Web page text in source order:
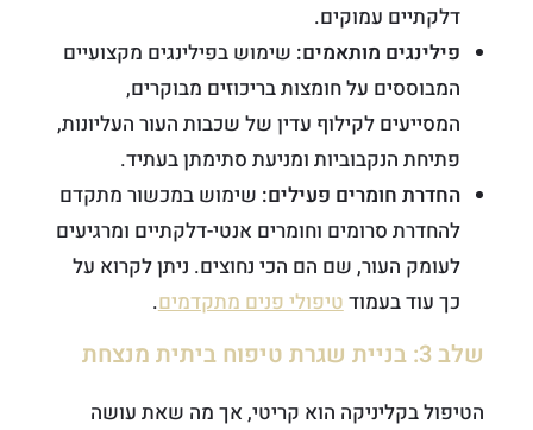
דלקתיים עמוקים.
פילינגים מותאמים: שימוש בפילינגים מקצועיים
המבוססים על חומצות בריכוזים מבוקרים,
המסייעים לקילוף עדין של שכבות העור העליונות,
פתיחת הנקבוביות ומניעת סתימתן בעתיד.
החדרת חומרים פעילים: שימוש במכשור מתקדם
להחדרת סרומים וחומרים אנטי-דלקתיים ומרגיעים
לעומק העור, שם הם הכי נחוצים. ניתן לקרוא על
כך עוד בעמודטיפולי פנים מתקדמים.
שלב 3: בניית שגרת טיפוח ביתית מנצחת
הטיפול בקליניקה הוא קריטי, אך מה שאת עושה